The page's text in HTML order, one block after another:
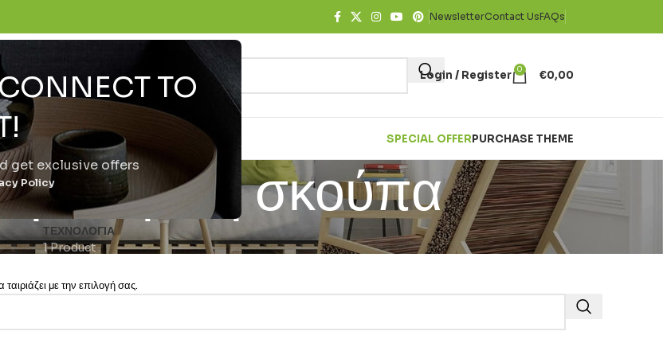
TO
get exclusive offers
Policy
NewsletterContact UsFAQs
Login / Register 0 €0,00
SPECIAL OFFERPURCHASE THEME
σκούπα
ΤΕΧΝΟΛΟΓΊΑ
1 Product
με την επιλογή σας.